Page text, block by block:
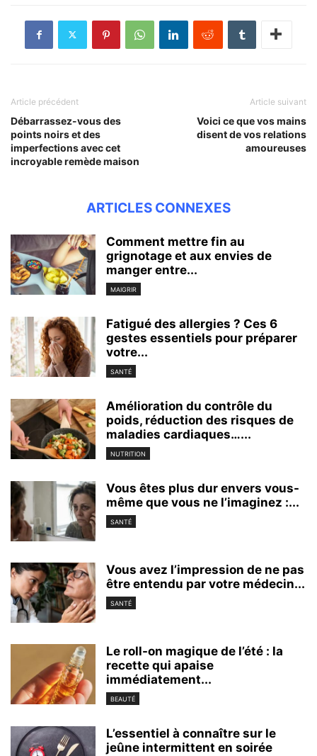
Article précédent
Débarrassez-vous des
points noirs et des
imperfections avec cet
incroyable remède maison
Article suivant
Voici ce que vos mains
disent de vos relations
amoureuses
ARTICLES CONNEXES
Comment mettre fin au
grignotage et aux envies de
manger entre...
MAIGRIR
Fatigué des allergies ? Ces 6
gestes essentiels pour préparer
votre...
SANTÉ
Amélioration du contrôle du
poids, réduction des risques de
maladies cardiaques…...
NUTRITION
Vous êtes plus dur envers vous-
même que vous ne l’imaginez :...
SANTÉ
Vous avez l’impression de ne pas
être entendu par votre médecin...
SANTÉ
Le roll-on magique de l’été : la
recette qui apaise
immédiatement...
BEAUTÉ
L’essentiel à connaître sur le
jeûne intermittent en soirée